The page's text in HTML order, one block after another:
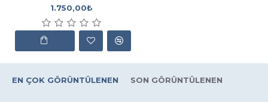
1.750,00₺
EN ÇOK GÖRÜNTÜLENEN SON GÖRÜNTÜLENEN